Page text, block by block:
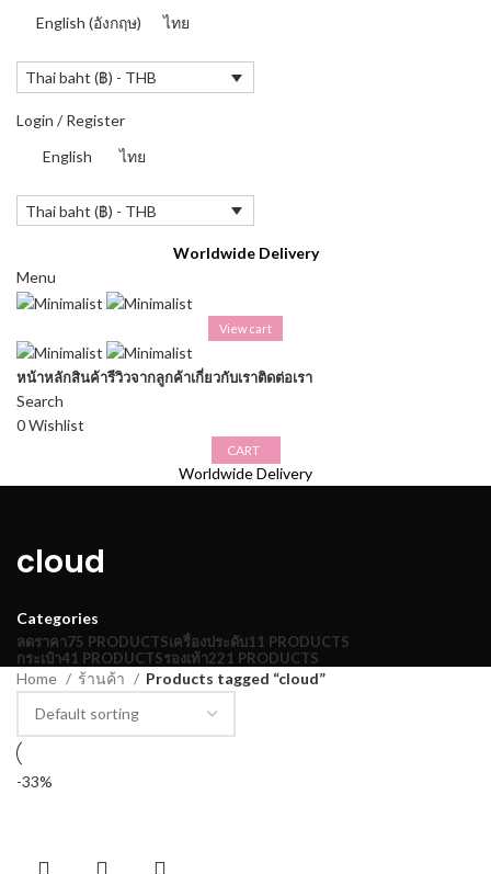
English (อังกฤษ) ไทย
Thai baht (฿) - THB
Login / Register
English
ไทย
Thai baht (฿) - THB
Worldwide Delivery
Menu
View cart
หน้าหลักสินค้ารีวิวจากลูกค้าเกี่ยวกับเราติดต่อเรา
Search
0Wishlist
CART
Worldwide Delivery
cloud
Categories
ลดราคา75 PRODUCTSเครื่องประดับ11 PRODUCTS
กระเป๋า41 PRODUCTSรองเท้า221 PRODUCTS
Home ร้านค้า Products tagged “cloud”
-33%